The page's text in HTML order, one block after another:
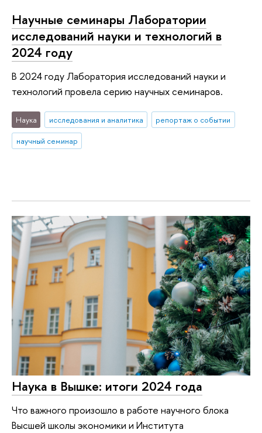
Научные семинары Лаборатории
исследований науки и технологий в
2024 году
В 2024 году Лаборатория исследований науки и
технологий провела серию научных семинаров.
Наука исследования и аналитика
репортаж о событии
научный семинар
Наука в Вышке: итоги 2024 года
Что важного произошло в работе научного блока
Высшей школы экономики и Института